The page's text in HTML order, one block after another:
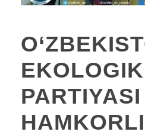
EKOLOGIK